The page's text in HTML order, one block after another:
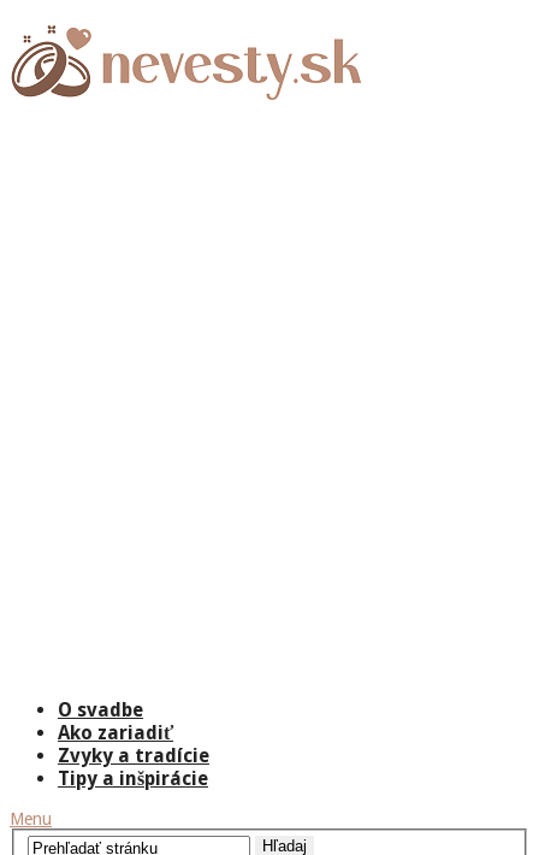
O svadbe
Ako zariadiť
Zvyky a tradície
Tipy a inšpirácie
Menu